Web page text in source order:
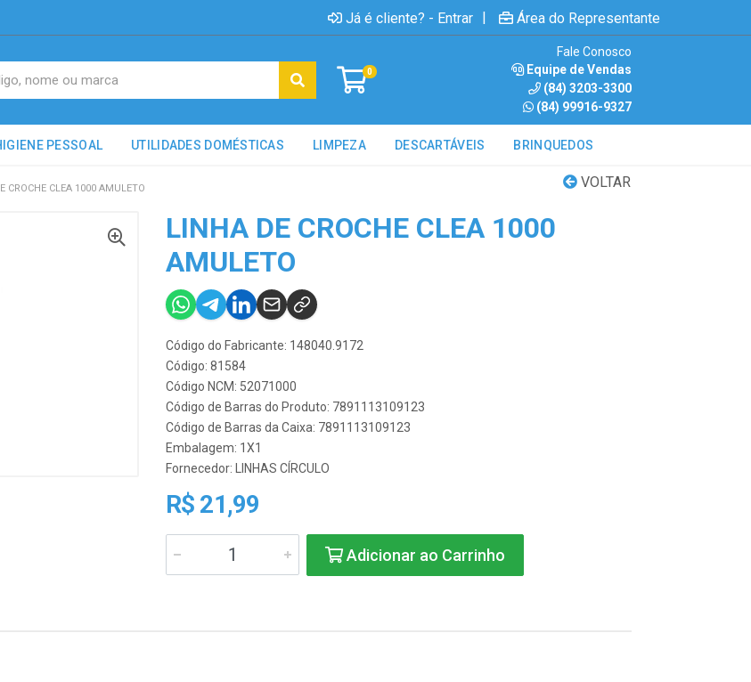
Já é cliente? - Entrar | Área do Representante
0
Fale Conosco
Equipe de Vendas
(84) 3203-3300
(84) 99916-9327
PESSOAL UTILIDADES DOMÉSTICAS LIMPEZA DESCARTÁVEIS BRINQUEDOS
VOLTAR
CROCHE CLEA 1000 AMULETO
LINHA DE CROCHE CLEA 1000
AMULETO
Código do Fabricante: 148040.9172
Código: 81584
Código NCM: 52071000
Código de Barras do Produto: 7891113109123
Código de Barras da Caixa: 7891113109123
Embalagem: 1X1
Fornecedor:
LINHAS CÍRCULO
R$ 21,99
Adicionar ao Carrinho